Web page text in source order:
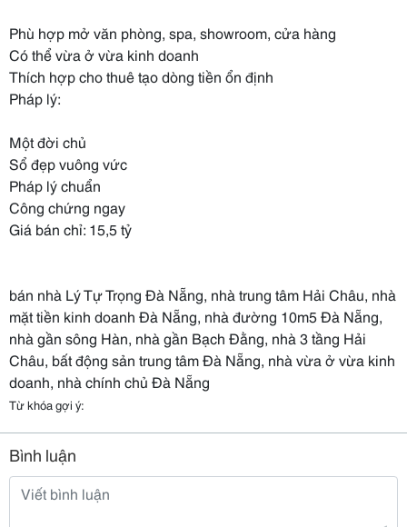
Phù hợp mở văn phòng, spa, showroom, cửa hàng
Có thể vừa ở vừa kinh doanh
Thích hợp cho thuê tạo dòng tiền ổn định
Pháp lý:
Một đời chủ
Sổ đẹp vuông vức
Pháp lý chuẩn
Công chứng ngay
Giá bán chỉ: 15,5 tỷ
bán nhà Lý Tự Trọng Đà Nẵng, nhà trung tâm Hải Châu, nhà
mặt tiền kinh doanh Đà Nẵng, nhà đường 10m5 Đà Nẵng,
nhà gần sông Hàn, nhà gần Bạch Đằng, nhà 3 tầng Hải
Châu, bất động sản trung tâm Đà Nẵng, nhà vừa ở vừa kinh
doanh, nhà chính chủ Đà Nẵng
Từ khóa gợi ý:
Bình luận